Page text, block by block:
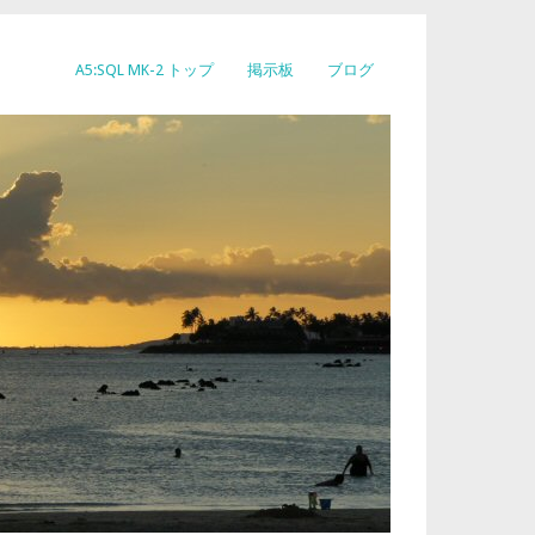
A5:SQL MK-2 トップ 掲示板 ブログ